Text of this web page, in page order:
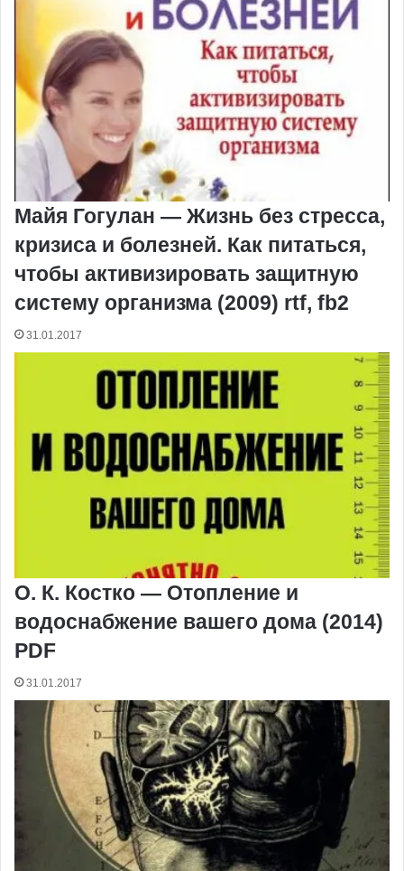
Майя Гогулан — Жизнь без стресса,
кризиса и болезней. Как питаться,
чтобы активизировать защитную
систему организма (2009) rtf, fb2
31.01.2017
О. К. Костко — Отопление и
водоснабжение вашего дома (2014)
PDF
31.01.2017